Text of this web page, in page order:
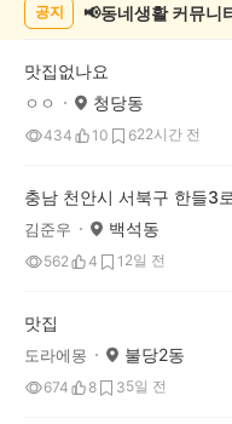
록
공지 📢동네생활 커뮤
맛집없나요
ㅇㅇ 청당동
434 10 622시간 전
충남 천안시 서북구 한들3
김준우 백석동
562 4 1 2일 전
맛집
도라에몽 불당2동
674 8 35일 전